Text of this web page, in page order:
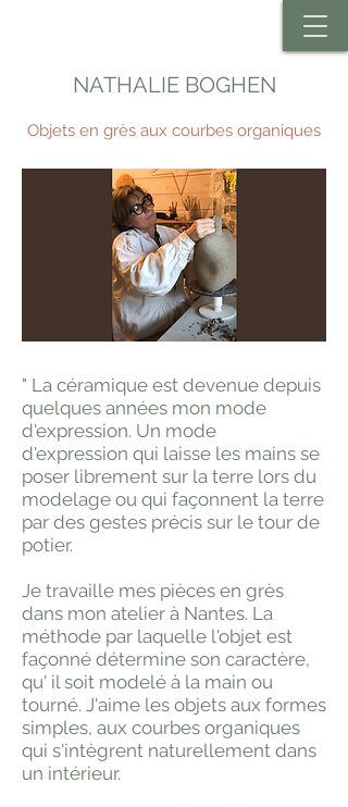
NATHALIE BOGHEN
Objets en grès aux courbes organiques
" La céramique est devenue depuis
quelques années mon mode
d'expression. Un mode
d'expression qui laisse les mains se
poser librement sur la terre lors du
modelage ou qui façonnent la terre
par des gestes précis sur le tour de
potier.
Je travaille mes pièces en grès
dans mon atelier à Nantes. La
méthode par laquelle l'objet est
façonné détermine son caractère,
qu' il soit modelé à la main ou
tourné. J'aime les objets aux formes
simples, aux courbes organiques
qui s'intègrent naturellement dans
un intérieur.